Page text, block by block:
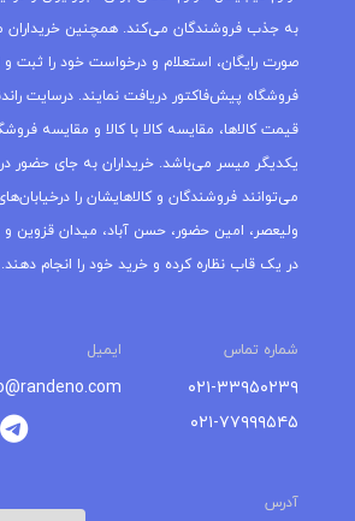
به جذب فروشندگان می‌کند. همچنین خریداران
صورت رایگان، استعلام و درخواست خود را ثبت و
فروشگاه پیش‌فاکتور دریافت نمایند. درسایت
قیمت کالاها، مقایسه کالا با کالا و مقایسه
یکدیگر میسر می‌باشد. خریداران به جای حضور در
می‌توانند فروشندگان و کالاهایشان را
ولیعصر، امین حضور، حسن آباد، میدان قزوین و
در یک قاب نظاره کرده و خرید خود را انجام دهند.
شماره تماس ایمیل
۰۲۱-۳۳۹۵۰۲۳۹
۰۲۱-۷۷۹۹۹۵۴۵
آدرس